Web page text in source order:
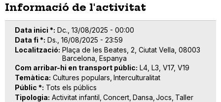
Informació de l'activitat
Data inici * Dc., 13/08/2025 - 00:00
Data fi * Ds., 16/08/2025 - 23:59
Localització Plaça de les Beates, 2, Ciutat Vella, 08003
Barcelona, Espanya
Com arribar-hi en transport públic L4, L3, V17, V19
Temàtica Cultures populars Interculturalitat
Públic * Tots els públics
Tipologia Activitat infantil Concert Dansa Jocs Taller